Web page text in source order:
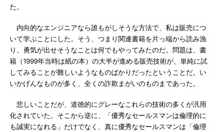
た。
内向的なエンジニアなら誰もがしそうな方法で、私は販売につ
いて学ぶことにした。そう、つまり関連書籍を片っ端から読み漁
り、勇気が出せそうなことは何でもやってみたのだ。問題は、書
籍（1999年当時は紙の本）の大半が進める販売技術が、単純に試
してみることが難しいようなものばかりだったということだ。い
いかげんなものが多く、全くの詐欺まがいのものまであった。
悲しいことだが、道徳的にグレーなこれらの技術の多くが汎用
化されていた。そこから逆に、「優秀なセールスマンは倫理的に
も誠実になれる」だけでなく、真に優秀なセールスマンは「倫理